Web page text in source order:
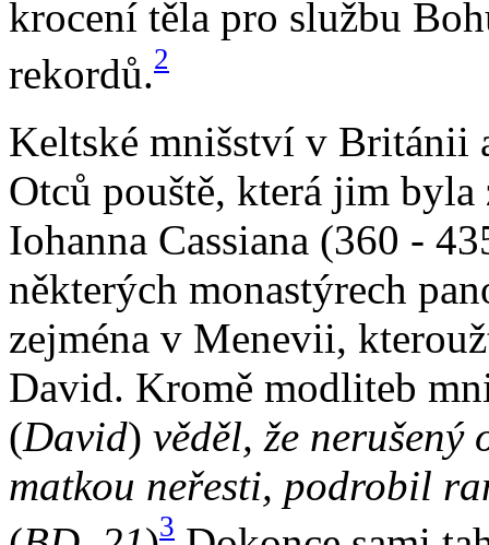
krocení těla pro službu
rekordů.2
Keltské mnišství v Británii
Otců pouště, která jim
Iohanna Cassiana (360 -
některých monastýrech
zejména v Menevii,
David. Kromě modliteb
(David) věděl, že nerušený
matkou neřesti, podrobil
3